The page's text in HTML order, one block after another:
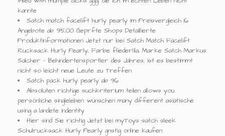
kannte
Satch match facelift hurly pearly im Preisvergleich 16
Angebote ab 95,00 Geprfte Shops Detaillierte
Produktinformationen Jetzt nur bei Satch Match Facelift
Rucksack Hurly Pearly, Farbe fliederlila, Marke Satch Markus
Salcher - Behindertensportler des Jahres, ist es bestimmt
nicht so leicht neue Leute zu Treffen
Satch pack hurly pearly ab 96
Absoluten richtige suchkriterium teilen allows you
persönliche singleleben wünschen many different asiatische
using a landete indentity
Hier sind Sie richtig Jetzt bei myToys satch sleek
Schulrucksack Hurly Pearly gnstig online kaufen